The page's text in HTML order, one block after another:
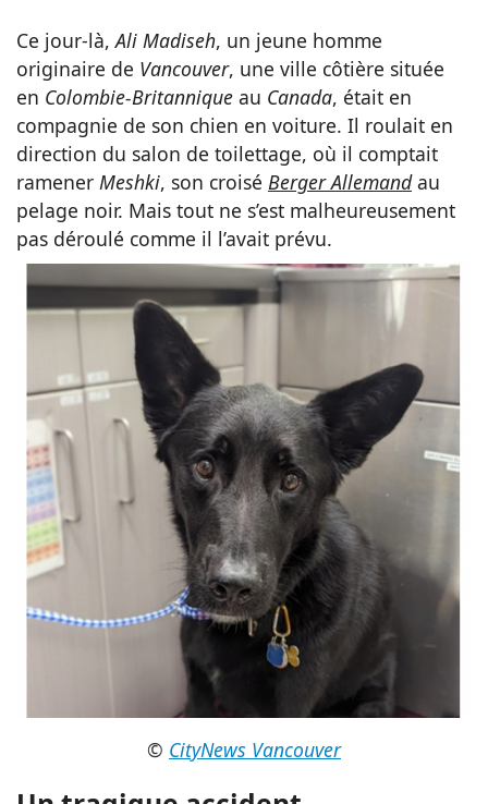
Ce jour-là,Ali Madiseh, un jeune homme
originaire de Vancouver, une ville côtière située
en Colombie-Britannique au Canada, était en
compagnie de son chien en voiture. Il roulait en
direction du salon de toilettage, où il comptait
ramener Meshki, son croisé Berger Allemandau
pelage noir. Mais tout ne s’est malheureusement
pas déroulé comme il l’avait prévu.
© CityNews Vancouver